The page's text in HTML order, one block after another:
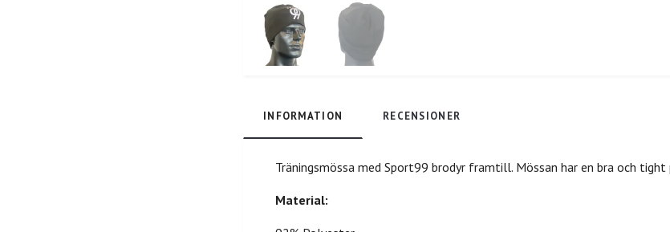
INFORMATION RECENSIONER
Träningsmössa med Sport99 brodyr framtill. Mössan har en bra och tight
Material: